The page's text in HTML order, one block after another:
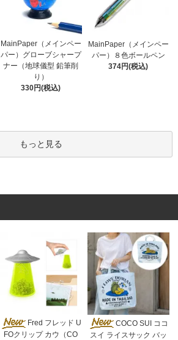
MainPaper（メインペー
パー）グローブシャープ
ナー（地球儀型 鉛筆削
り）
330円(税込)
MainPaper（メインペー
パー）８色ボールペン
374円(税込)
もっと見る
Fred フレッド U
FOクリップ カウ（CO
COCO SUI ココ
スイ ライスサック バッ